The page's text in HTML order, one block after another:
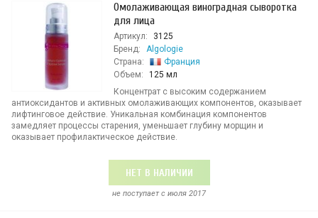
Омолаживающая виноградная сыворотка
для лица
Артикул:
3125
Бренд:
Algologie
Страна:
Франция
Объем:
125 мл
Концентрат с высоким содержанием
антиоксидантов и активных омолаживающих компонентов, оказывает
лифтинговое действие. Уникальная комбинация компонентов
замедляет процессы старения, уменьшает глубину морщин и
оказывает профилактическое действие.
НЕТ В НАЛИЧИИ
не поступает c июля 2017